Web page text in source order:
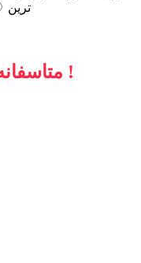
ترين
متاسفانه محصولی یافت نشد !